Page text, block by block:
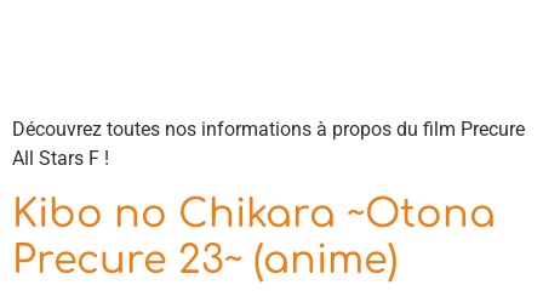
Découvrez toutes nos informations à propos du film Precure
All Stars F !
Kibo no Chikara ~Otona
Precure 23~ (anime)